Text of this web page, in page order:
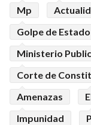
Mp
Golpe de Estado
Ministerio
Corte de
Amenazas
Impunidad